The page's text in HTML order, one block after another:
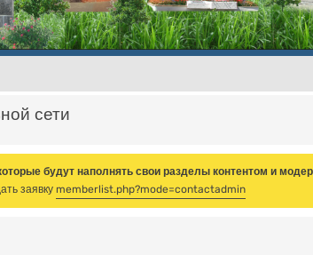
сети
будут наполнять свои разделы контентом и
заявку memberlist.php?mode=contactadmin